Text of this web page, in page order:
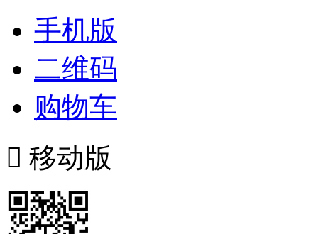
手机版
二维码
购物车
 移动版